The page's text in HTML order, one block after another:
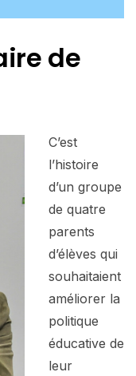
de
C’est
l’histoire
d’un groupe
de quatre
parents
d’élèves qui
souhaitaient
améliorer la
politique
éducative de
leur